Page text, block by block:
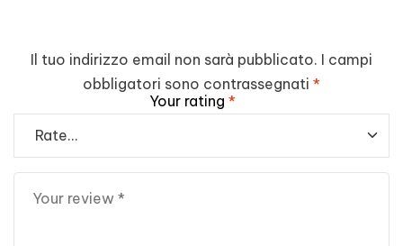
Il tuo indirizzo email non sarà pubblicato. I campi
obbligatori sono contrassegnati *
Your rating *